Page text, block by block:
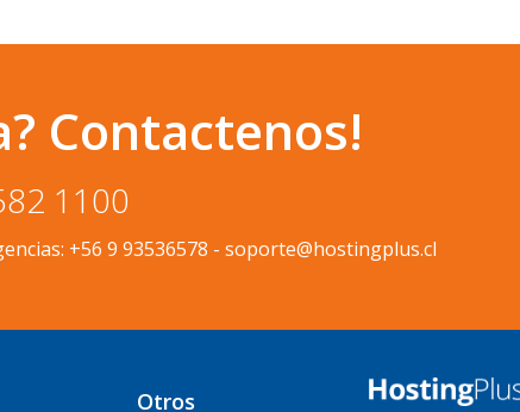
Contactenos!
1100
+56 9 93536578 - soporte@hostingplus.cl
Otros